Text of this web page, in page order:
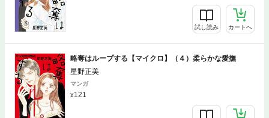
試し読み カートへ
略奪はループする【マイクロ】（４）柔らかな愛撫
星野正美
マンガ
121